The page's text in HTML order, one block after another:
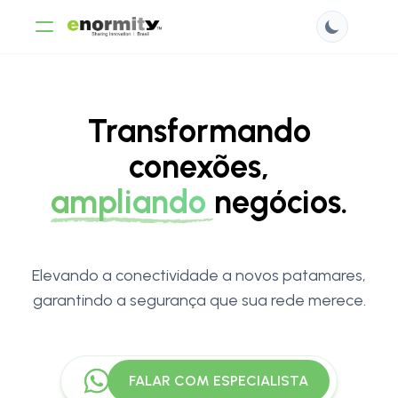
Transformando
conexões,
ampliando negócios.
Elevando a conectividade a novos patamares,
garantindo a segurança que sua rede merece.
FALAR COM ESPECIALISTA